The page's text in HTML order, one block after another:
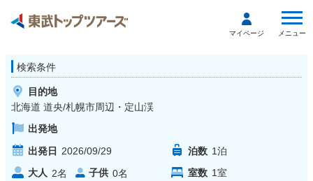
マイページ メニュー
検索条件
目的地
北海道 道央/札幌市周辺・定山渓
出発地
出発日 2026/09/29 泊数 1泊
大人 2名 子供 0名 室数 1室